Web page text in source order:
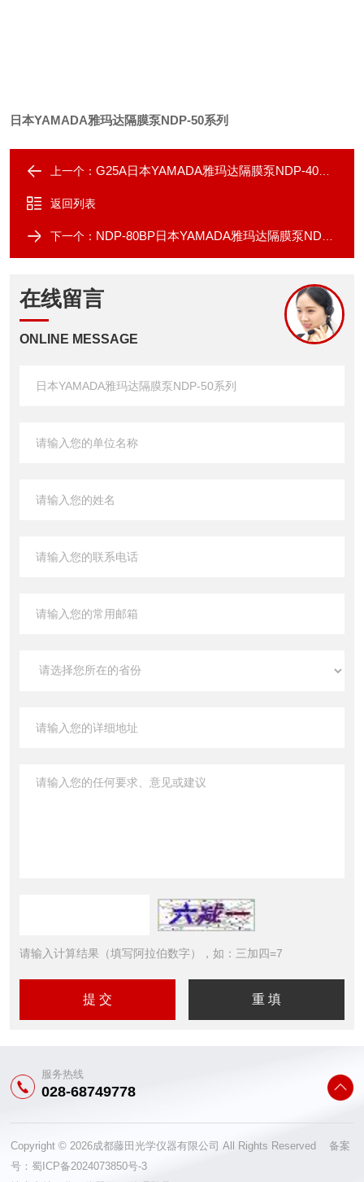
日本YAMADA雅玛达隔膜泵NDP-50系列
上一个： G25A日本YAMADA雅玛达隔膜泵NDP-40系列
返回列表
下一个： NDP-80BP日本YAMADA雅玛达隔膜泵NDP-80系列
在线留言
ONLINE MESSAGE
请输入计算结果（填写阿拉伯数字），如：三加四=7
服务热线
028-68749778
Copyright © 2026成都藤田光学仪器有限公司 All Rights Reserved 备案
号：蜀ICP备2024073850号-3